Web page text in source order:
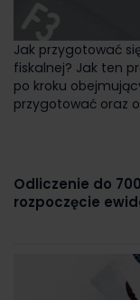
Jak przygotować
fiskalnej? Jak ten
po kroku
przygotować oraz
Odliczenie do
rozpoczęcie